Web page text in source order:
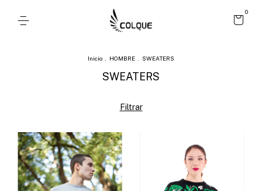
0
Inicio HOMBRE SWEATERS
SWEATERS
Filtrar